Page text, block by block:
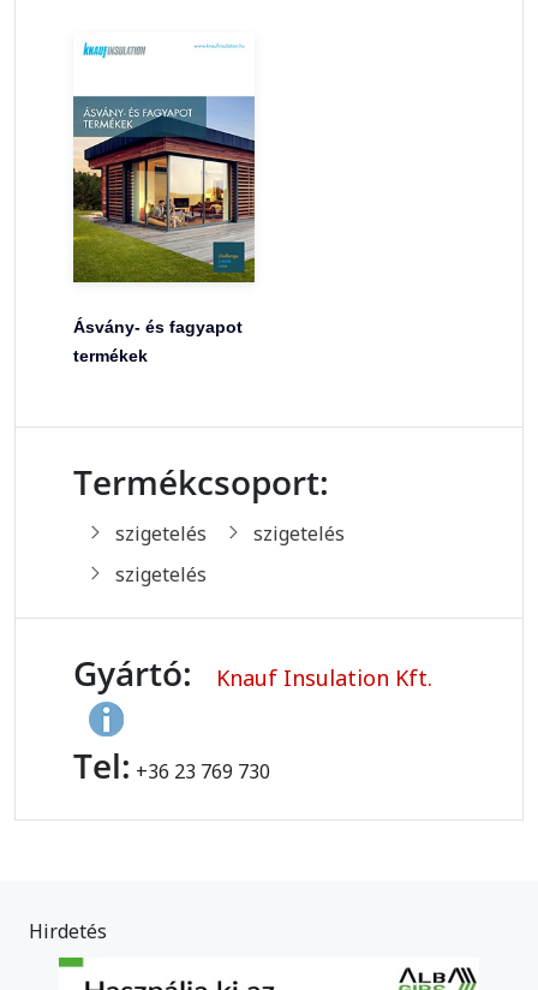
Ásvány- és fagyapot
termékek
Termékcsoport:
szigetelés
szigetelés
szigetelés
Gyártó: Knauf Insulation Kft.
Tel: +36 23 769 730
Hirdetés